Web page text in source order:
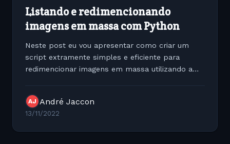
Listando e redimencionando
imagens em massa com Python
Neste post eu vou apresentar como criar um
script extramente simples e eficiente para
redimencionar imagens em massa utilizando a
AJ André Jaccon
13/11/2022